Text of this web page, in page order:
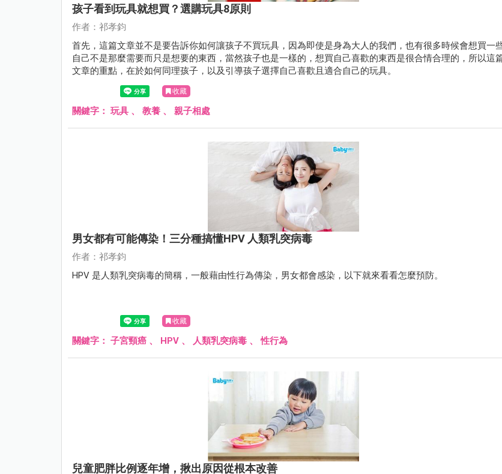
孩子看到玩具就想買？選購玩具8原則
作者：祁孝鈞
首先，這篇文章並不是要告訴你如何讓孩子不買玩具，因為即使是身為大人的我們，也有很多時候會想買一
自己不是那麼需要而只是想要的東西，當然孩子也是一樣的，想買自己喜歡的東西是很合情合理的，所以這
文章的重點，在於如何同理孩子，以及引導孩子選擇自己喜歡且適合自己的玩具。
收藏
關鍵字： 玩具 、 教養 、 親子相處
男女都有可能傳染！三分種搞懂HPV 人類乳突病毒
作者：祁孝鈞
HPV 是人類乳突病毒的簡稱，一般藉由性行為傳染，男女都會感染，以下就來看看怎麼預防。
收藏
關鍵字： 子宮頸癌 、 HPV 、 人類乳突病毒 、性行為
兒童肥胖比例逐年增，揪出原因從根本改善